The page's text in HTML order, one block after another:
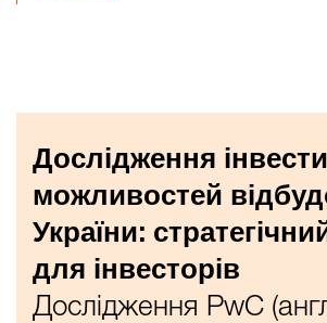
Дослідження
можливостей
України:
для інвесторів
Дослідження PwC